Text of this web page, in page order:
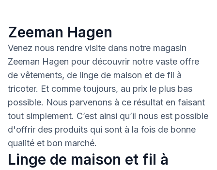
Zeeman Hagen
Venez nous rendre visite dans notre magasin
Zeeman Hagen pour découvrir notre vaste offre
de vêtements, de linge de maison et de fil à
tricoter. Et comme toujours, au prix le plus bas
possible. Nous parvenons à ce résultat en faisant
tout simplement. C’est ainsi qu’il nous est possible
d'offrir des produits qui sont à la fois de bonne
qualité et bon marché.
Linge de maison et fil à